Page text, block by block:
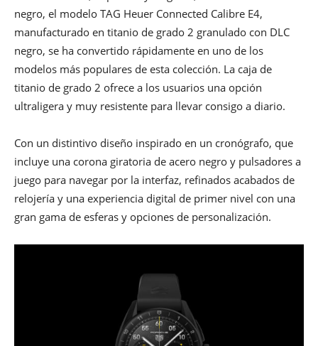
negro, el modelo TAG Heuer Connected Calibre E4,
manufacturado en titanio de grado 2 granulado con DLC
negro, se ha convertido rápidamente en uno de los
modelos más populares de esta colección. La caja de
titanio de grado 2 ofrece a los usuarios una opción
ultraligera y muy resistente para llevar consigo a diario.
Con un distintivo diseño inspirado en un cronógrafo, que
incluye una corona giratoria de acero negro y pulsadores a
juego para navegar por la interfaz, refinados acabados de
relojería y una experiencia digital de primer nivel con una
gran gama de esferas y opciones de personalización.